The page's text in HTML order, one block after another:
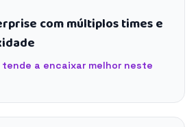
com múltiplos times e
tende a encaixar melhor neste